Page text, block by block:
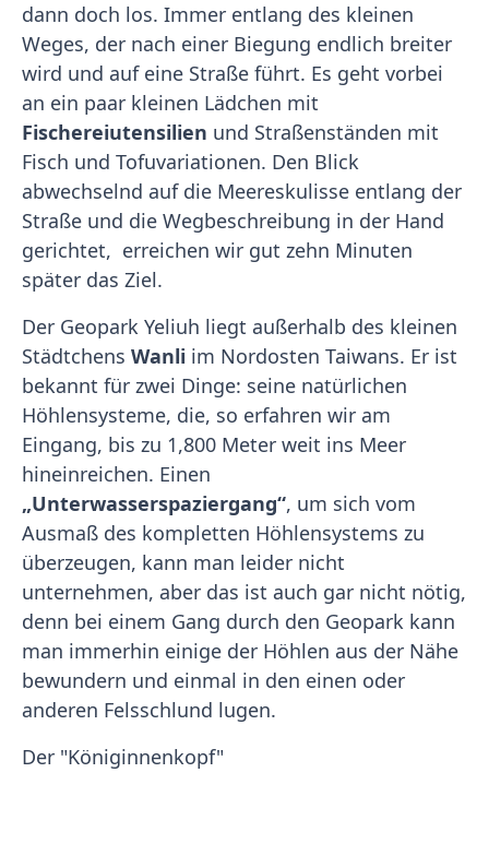
dann doch los. Immer entlang des kleinen
Weges, der nach einer Biegung endlich breiter
wird und auf eine Straße führt. Es geht vorbei
an ein paar kleinen Lädchen mit
Fischereiutensilien und Straßenständen mit
Fisch und Tofuvariationen. Den Blick
abwechselnd auf die Meereskulisse entlang der
Straße und die Wegbeschreibung in der Hand
gerichtet, erreichen wir gut zehn Minuten
später das Ziel.
Der Geopark Yeliuh liegt außerhalb des kleinen
Städtchens Wanli im Nordosten Taiwans. Er ist
bekannt für zwei Dinge: seine natürlichen
Höhlensysteme, die, so erfahren wir am
Eingang, bis zu 1,800 Meter weit ins Meer
hineinreichen. Einen
„Unterwasserspaziergang“, um sich vom
Ausmaß des kompletten Höhlensystems zu
überzeugen, kann man leider nicht
unternehmen, aber das ist auch gar nicht nötig,
denn bei einem Gang durch den Geopark kann
man immerhin einige der Höhlen aus der Nähe
bewundern und einmal in den einen oder
anderen Felsschlund lugen.
Der "Königinnenkopf"